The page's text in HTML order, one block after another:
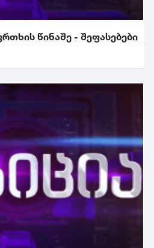
წინაშე - შეფასებები